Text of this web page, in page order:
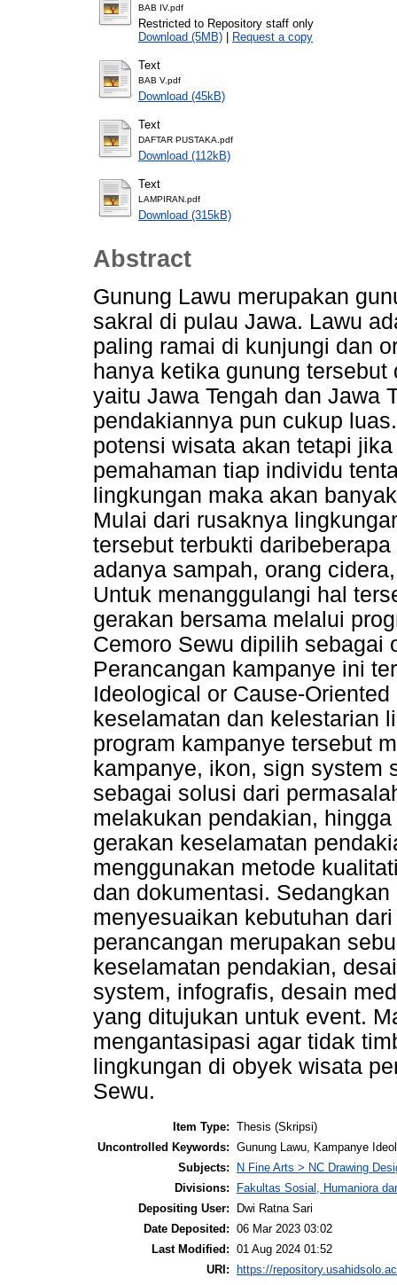
BAB IV.pdf
Restricted to Repository staff only
Download (5MB) | Request a copy
Text
BAB V.pdf
Download (45kB)
Text
DAFTAR PUSTAKA.pdf
Download (112kB)
Text
LAMPIRAN.pdf
Download (315kB)
Abstract
Gunung Lawu merupakan
sakral di pulau Jawa. Lawu
paling ramai di kunjungi dan
hanya ketika gunung
yaitu Jawa Tengah dan Jawa
pendakiannya pun cukup
potensi wisata akan tetapi
pemahaman tiap individu
lingkungan maka akan
Mulai dari rusaknya
tersebut terbukti
adanya sampah, orang
Untuk menanggulangi hal
gerakan bersama melalui
Cemoro Sewu dipilih sebagai
Perancangan kampanye ini
Ideological or Cause-
keselamatan dan kelestarian
program kampanye tersebut
kampanye, ikon, sign system
sebagai solusi dari
melakukan pendakian,
gerakan keselamatan
menggunakan metode
dan dokumentasi.
menyesuaikan kebutuhan
perancangan merupakan
keselamatan pendakian,
system, infografis, desain
yang ditujukan untuk event.
mengantasipasi agar tidak
lingkungan di obyek wisata
Sewu.
Item Type: Thesis (Skripsi)
Uncontrolled Keywords: Gunung Lawu, Kampanye
Subjects:
N Fine Arts > NC Drawing
Divisions:
Fakultas Sosial, Humaniora
Depositing User:
Dwi Ratna Sari
Date Deposited: 06 Mar 2023 03:02
Last Modified: 01 Aug 2024 01:52
URI:
https://